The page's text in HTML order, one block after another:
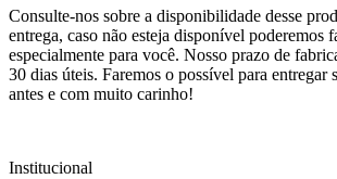
Consulte-nos sobre a disponibilidade desse
entrega, caso não esteja disponível poderemos
especialmente para você. Nosso prazo de
30 dias úteis. Faremos o possível para entregar
antes e com muito carinho!
Institucional